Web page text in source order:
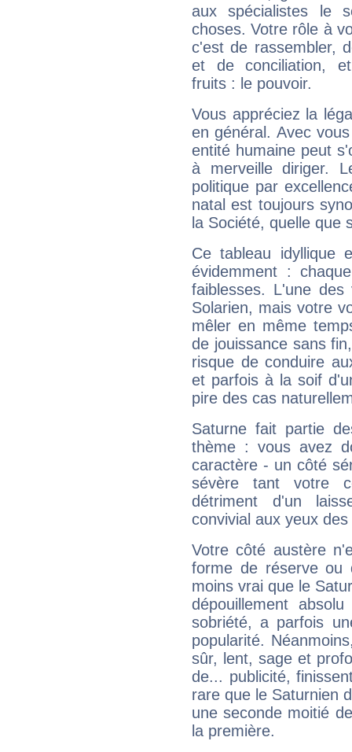
aux spécialistes le
choses. Votre rôle à
c'est de rassembler,
et de conciliation,
fruits : le pouvoir.
Vous appréciez la
en général. Avec
entité humaine peut
à merveille diriger.
politique par
natal est toujours
la Société, quelle que
Ce tableau idyllique
évidemment :
faiblesses. L'une
Solarien, mais votre
mêler en même
de jouissance sans
risque de conduire
et parfois à la soif
pire des cas
Saturne fait partie
thème : vous avez
caractère - un côté
sévère tant votre
détriment d'un
convivial aux yeux
Votre côté austère
forme de réserve
moins vrai que le
dépouillement
sobriété, a parfois
popularité.
sûr, lent, sage et
de... publicité,
rare que le Saturnien
une seconde moitié
la première.